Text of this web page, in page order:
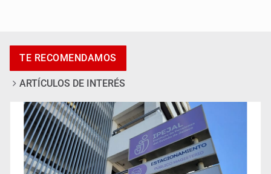
TE RECOMENDAMOS
ARTÍCULOS DE INTERÉS